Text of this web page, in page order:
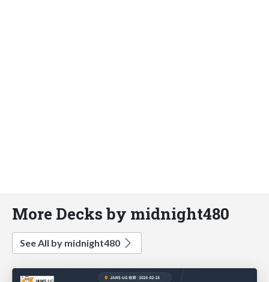
More Decks by midnight480
See All by midnight480